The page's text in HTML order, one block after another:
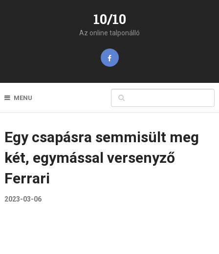
10/10
Az online talponálló
MENU
Egy csapásra semmisült meg
két, egymással versenyző
Ferrari
2023-03-06